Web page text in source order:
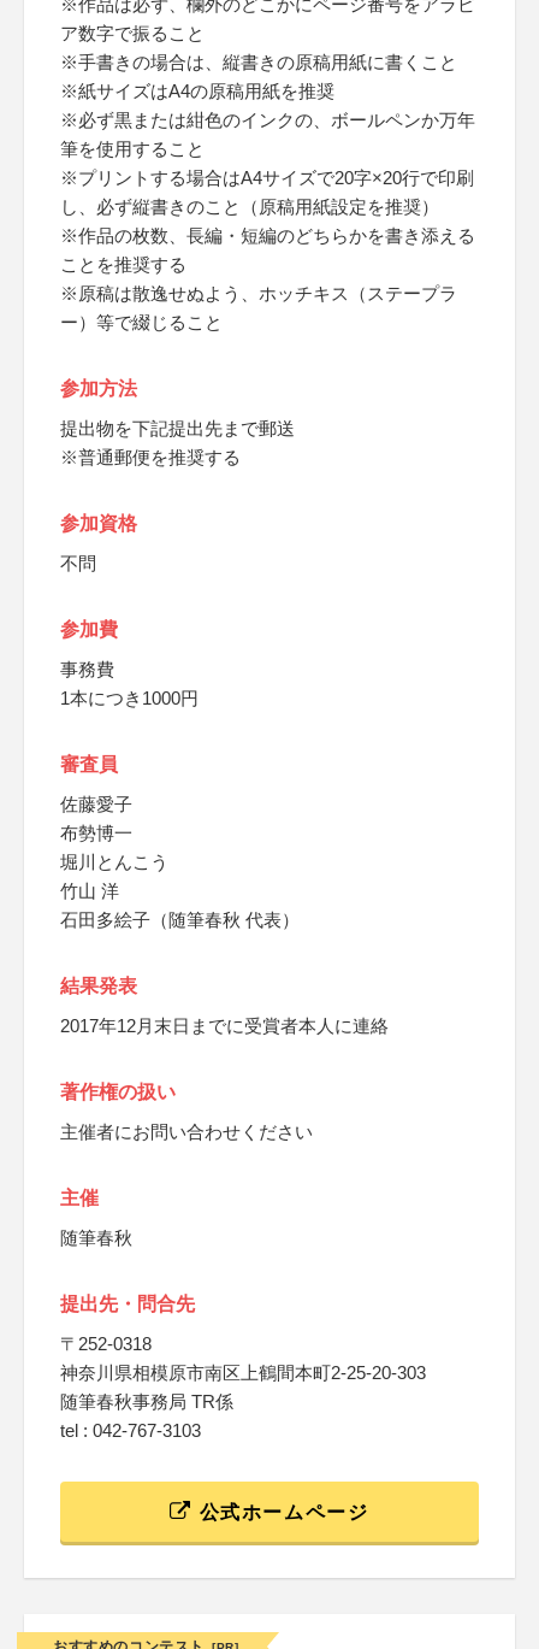
※作品は必ず、欄外のどこかにページ番号をアラビ
ア数字で振ること
※手書きの場合は、縦書きの原稿用紙に書くこと
※紙サイズはA4の原稿用紙を推奨
※必ず黒または紺色のインクの、ボールペンか万年
筆を使用すること
※プリントする場合はA4サイズで20字×20行で印刷
し、必ず縦書きのこと（原稿用紙設定を推奨）
※作品の枚数、長編・短編のどちらかを書き添える
ことを推奨する
※原稿は散逸せぬよう、ホッチキス（ステープラ
ー）等で綴じること
参加方法
提出物を下記提出先まで郵送
※普通郵便を推奨する
参加資格
不問
参加費
事務費
1本につき1000円
審査員
佐藤愛子
布勢博一
堀川とんこう
竹山 洋
石田多絵子（随筆春秋 代表）
結果発表
2017年12月末日までに受賞者本人に連絡
著作権の扱い
主催者にお問い合わせください
主催
随筆春秋
提出先・問合先
〒252-0318
神奈川県相模原市南区上鶴間本町2-25-20-303
随筆春秋事務局 TR係
tel : 042-767-3103
公式ホームページ